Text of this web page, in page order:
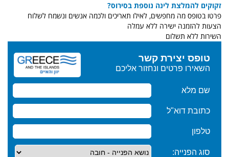
זקוקים להמלצת לינה נוספת בסירוס?
פרטו בטופס מה מחפשים, לאילו תאריכים ולכמה אנשים ונשמח לשלוח
הצעות להזמנה ישירה ללא עמלה
השירות ללא תשלום